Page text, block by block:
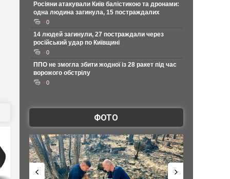
Росіяни атакували Київ балістикою та дронами:
одна людина загинула, 15 постраждалих
0
14 людей загинули, 27 постраждали через
російський удар по Київщині
0
ППО не змогла збити жодної із 28 ракет під час
ворожого обстрілу
0
ФОТО